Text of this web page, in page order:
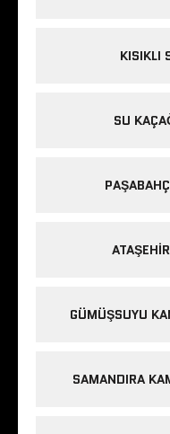
KISIKLI
SU
GÜMÜŞSUYU
SAMANDIRA